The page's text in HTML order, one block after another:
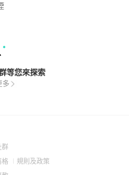
等您來探索
多
群(Open
格
(Open
規則及政策(Open